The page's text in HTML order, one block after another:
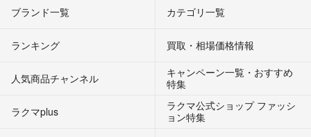
ブランド一覧 カテゴリ一覧
ランキング 買取・相場価格情報
人気商品チャンネル
キャンペーン一覧・おすすめ
特集
ラクマplus
ラクマ公式ショップ ファッシ
ョン特集